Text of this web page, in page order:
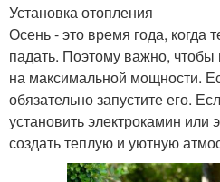
Установка отопления
Осень - это время года, когда
падать. Поэтому важно,
на максимальной мощности.
обязательно запустите его.
установить электрокамин или
создать теплую и уютную